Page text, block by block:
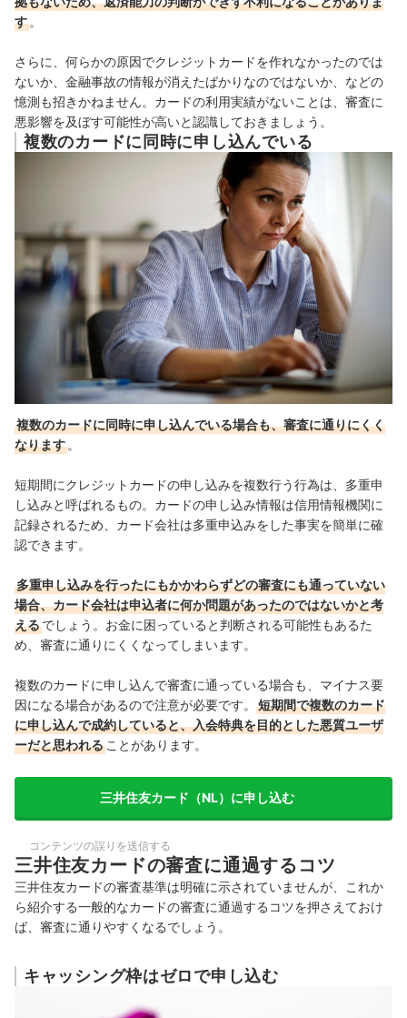
す 。
さらに、何らかの原因でクレジットカードを作れなかったのでは
ないか、金融事故の情報が消えたばかりなのではないか、などの
憶測も招きかねません。カードの利用実績がないことは、審査に
悪影響を及ぼす可能性が高いと認識しておきましょう。
複数のカードに同時に申し込んでいる
複数のカードに同時に申し込んでいる場合も、審査に通りにくく
なります 。
短期間にクレジットカードの申し込みを複数行う行為は、多重申
し込みと呼ばれるもの。カードの申し込み情報は信用情報機関に
記録されるため、カード会社は多重申込みをした事実を簡単に確
認できます。
多重申し込みを行ったにもかかわらずどの審査にも通っていない
場合、カード会社は申込者に何か問題があったのではないかと考
えるでしょう。お金に困っていると判断される可能性もあるた
め、審査に通りにくくなってしまいます。
複数のカードに申し込んで審査に通っている場合も、マイナス要
因になる場合があるので注意が必要です。
短期間で複数のカード
に申し込んで成約していると、入会特典を目的とした悪質ユーザ
ーだと思われる ことがあります。
三井住友カード（NL）に申し込む
コンテンツの誤りを送信する
三井住友カードの審査に通過するコツ
三井住友カードの審査基準は明確に示されていませんが、これか
ら紹介する一般的なカードの審査に通過するコツを押さえておけ
ば、審査に通りやすくなるでしょう。
キャッシング枠はゼロで申し込む